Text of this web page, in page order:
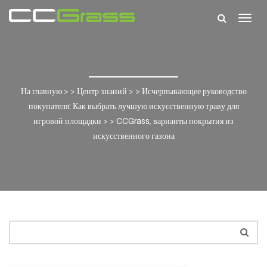
На главную> > Центр знаний > > Исчерпывающее руководство
покупателя: Как выбрать лучшую искусственную траву для
игровой площадки > > CCGrass, варианты покрытия из
искусственного газона